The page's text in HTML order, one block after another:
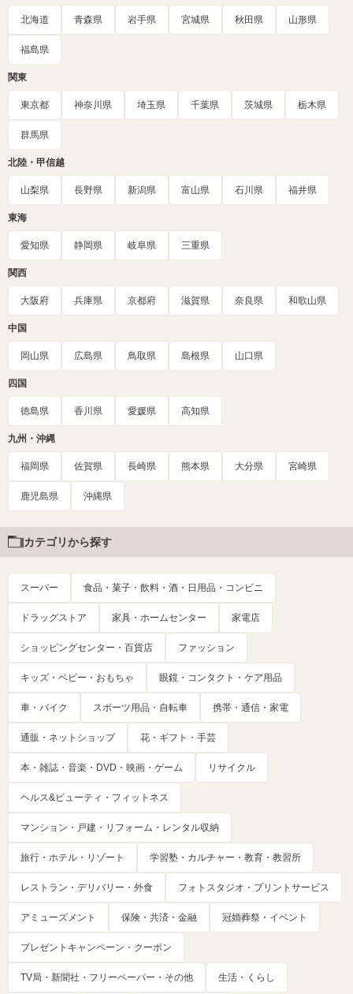
北海道 青森県 岩手県 宮城県 秋田県 山形県
福島県
関東
東京都 神奈川県 埼玉県 千葉県 茨城県 栃木県
群馬県
北陸・甲信越
山梨県 長野県 新潟県 富山県 石川県 福井県
東海
愛知県 静岡県 岐阜県 三重県
関西
大阪府 兵庫県 京都府 滋賀県 奈良県 和歌山県
中国
岡山県 広島県 鳥取県 島根県 山口県
四国
徳島県 香川県 愛媛県 高知県
九州・沖縄
福岡県 佐賀県 長崎県 熊本県 大分県 宮崎県
鹿児島県 沖縄県
カテゴリから探す
スーパー 食品・菓子・飲料・酒・日用品・コンビニ
ドラッグストア 家具・ホームセンター 家電店
ショッピングセンター・百貨店 ファッション
キッズ・ベビー・おもちゃ 眼鏡・コンタクト・ケア用品
車・バイク スポーツ用品・自転車 携帯・通信・家電
通販・ネットショップ 花・ギフト・手芸
本・雑誌・音楽・DVD・映画・ゲーム リサイクル
ヘルス&ビューティ・フィットネス
マンション・戸建・リフォーム・レンタル収納
旅行・ホテル・リゾート 学習塾・カルチャー・教育・教習所
レストラン・デリバリー・外食 フォトスタジオ・プリントサービス
アミューズメント 保険・共済・金融 冠婚葬祭・イベント
プレゼントキャンペーン・クーポン
TV局・新聞社・フリーペーパー・その他 生活・くらし